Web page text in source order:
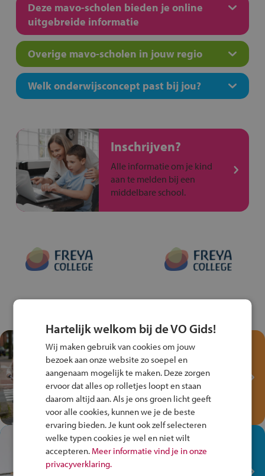
Deze mavo-scholen bieden je online
uitgebreide informatie
Overige mavo-scholen in jouw regio
Welk onderwijsconcept past bij jou?
Inschrijven?
Alle informatie om je kind
aan te melden bij een
middelbare school.
Test je kennis met het
Fiets Veilig
Verkeersspel!
Speel het Fiets Veilig Verkeersspel
en win een Cortina-fiets!
In de winkel ben je op je
plek!
Hartelijk welkom bij de VO Gids!
Wij maken gebruik van cookies om jouw
bezoek aan onze website zo soepel en
aangenaam mogelijk te maken. Deze zorgen
ervoor dat alles op rolletjes loopt en staan
daarom altijd aan. Als je ons groen licht geeft
voor alle cookies, kunnen we je de beste
ervaring bieden. Je kunt ook zelf selecteren
welke typen cookies je wel en niet wilt
accepteren. Meer informatie vind je in onze
privacyverklaring.